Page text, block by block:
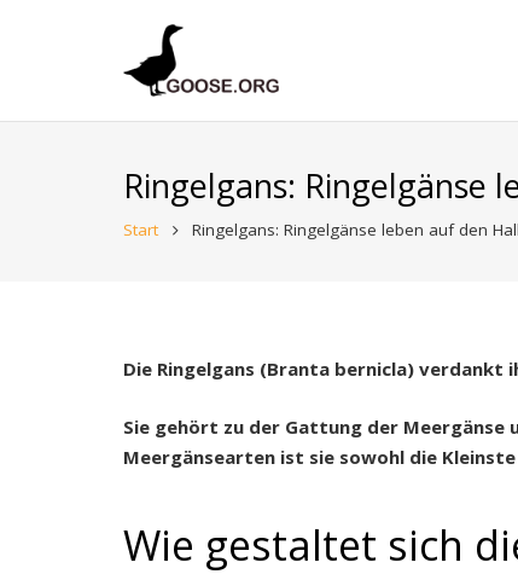
Ringelgans: Ringelgänse
Start Ringelgans: Ringelgänse leben auf den
Die Ringelgans (Branta bernicla) verdankt
Sie gehört zu der Gattung der Meergänse
Meergänsearten ist sie sowohl die
Wie gestaltet sich